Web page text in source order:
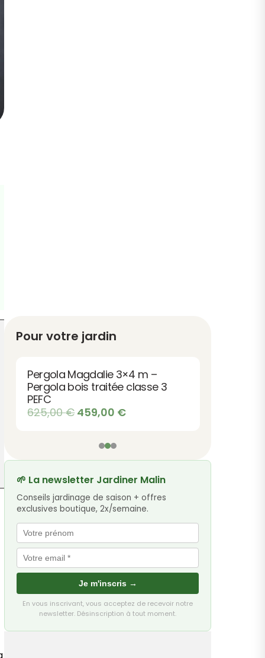
Pour votre jardin
Pergola Magdalie 3×4 m –
Pergola bois traitée classe 3
PEFC
625,00€Le
initial
était :
459,00 €Le
🌱 La newsletter Jardiner Malin
Conseils jardinage de saison + offres
exclusives boutique, 2x/semaine.
Je m'inscris →
En vous inscrivant, vous acceptez de recevoir notre
newsletter. Désinscription à tout moment.